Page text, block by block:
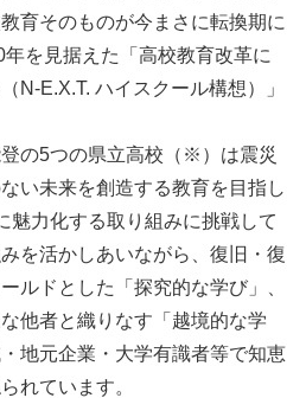
育そのものが今まさに転換期に
を見据えた「高校教育改革に
N-E.X.T. ハイスクール構想）」
の5つの県立高校（※）は震災
い未来を創造する教育を目指し
魅力化する取り組みに挑戦して
を活かしあいながら、復旧・復
ルドとした「探究的な学び」、
他者と織りなす「越境的な学
地元企業・大学有識者等で知恵
れています。